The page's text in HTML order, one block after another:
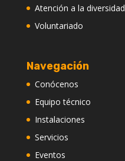
Atención a la diversidad
Voluntariado
Navegación
Conócenos
Equipo técnico
Instalaciones
Servicios
Eventos